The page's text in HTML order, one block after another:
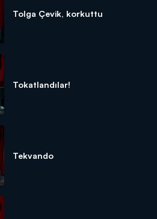
Tolga Çevik, korkuttu
Tokatlandılar!
Tekvando